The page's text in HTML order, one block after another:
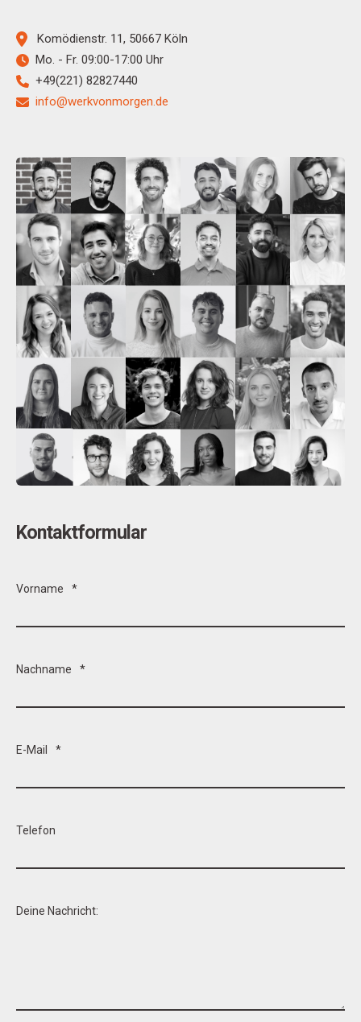
Komödienstr. 11, 50667 Köln
Mo. - Fr. 09:00-17:00 Uhr
+49(221) 82827440
info@werkvonmorgen.de
Kontaktformular
Vorname *
Nachname *
E-Mail *
Telefon
Deine Nachricht: